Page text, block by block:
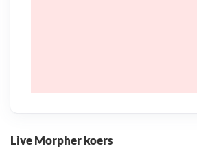
Live Morpher koers